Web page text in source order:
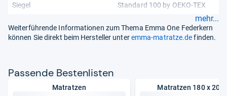
Siegel Standard 100 by OEKO-TEX
mehr...
Weiterführende Informationen zum Thema Emma One Federkern
können Sie direkt beim Hersteller unteremma-matratze.definden.
Pas­sende Bes­ten­lis­ten
Matratzen Matratzen 180 x 200